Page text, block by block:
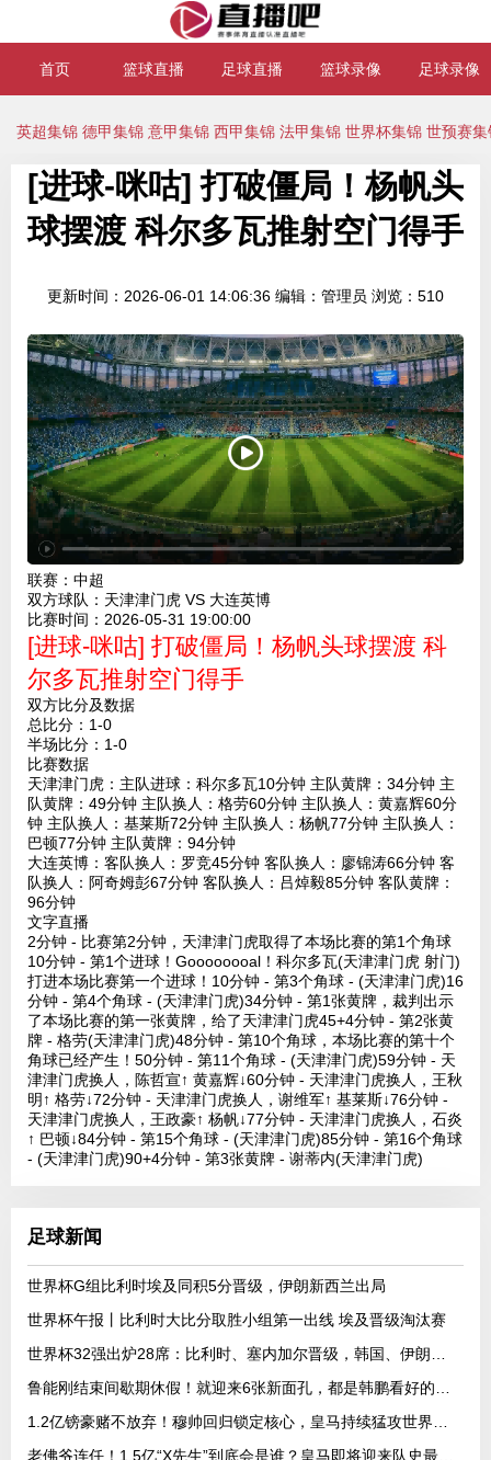
首页 篮球直播 足球直播 篮球录像 足球录像
英超集锦 德甲集锦 意甲集锦 西甲集锦 法甲集锦 世界杯集锦 世预赛集
[进球-咪咕] 打破僵局！杨帆头
球摆渡 科尔多瓦推射空门得手
更新时间：2026-06-01 14:06:36 编辑：管理员 浏览：510
联赛： 中超
双方球队： 天津津门虎 VS 大连英博
比赛时间： 2026-05-31 19:00:00
[进球-咪咕] 打破僵局！杨帆头球摆渡 科
尔多瓦推射空门得手
双方比分及数据
总比分：1-0
半场比分：1-0
比赛数据
天津津门虎：主队进球：科尔多瓦10分钟 主队黄牌：34分钟 主
队黄牌：49分钟 主队换人：格劳60分钟 主队换人：黄嘉辉60分
钟 主队换人：基莱斯72分钟 主队换人：杨帆77分钟 主队换人：
巴顿77分钟 主队黄牌：94分钟
大连英博：客队换人：罗竞45分钟 客队换人：廖锦涛66分钟 客
队换人：阿奇姆彭67分钟 客队换人：吕焯毅85分钟 客队黄牌：
96分钟
文字直播
2分钟 - 比赛第2分钟，天津津门虎取得了本场比赛的第1个角球
10分钟 - 第1个进球！Goooooooal！科尔多瓦(天津津门虎 射门)
打进本场比赛第一个进球！10分钟 - 第3个角球 - (天津津门虎)16
分钟 - 第4个角球 - (天津津门虎)34分钟 - 第1张黄牌，裁判出示
了本场比赛的第一张黄牌，给了天津津门虎45+4分钟 - 第2张黄
牌 - 格劳(天津津门虎)48分钟 - 第10个角球，本场比赛的第十个
角球已经产生！50分钟 - 第11个角球 - (天津津门虎)59分钟 - 天
津津门虎换人，陈哲宣↑ 黄嘉辉↓60分钟 - 天津津门虎换人，王秋
明↑ 格劳↓72分钟 - 天津津门虎换人，谢维军↑ 基莱斯↓76分钟 -
天津津门虎换人，王政豪↑ 杨帆↓77分钟 - 天津津门虎换人，石炎
↑ 巴顿↓84分钟 - 第15个角球 - (天津津门虎)85分钟 - 第16个角球
- (天津津门虎)90+4分钟 - 第3张黄牌 - 谢蒂内(天津津门虎)
足球新闻
世界杯G组比利时埃及同积5分晋级，伊朗新西兰出局
世界杯午报丨比利时大比分取胜小组第一出线 埃及晋级淘汰赛